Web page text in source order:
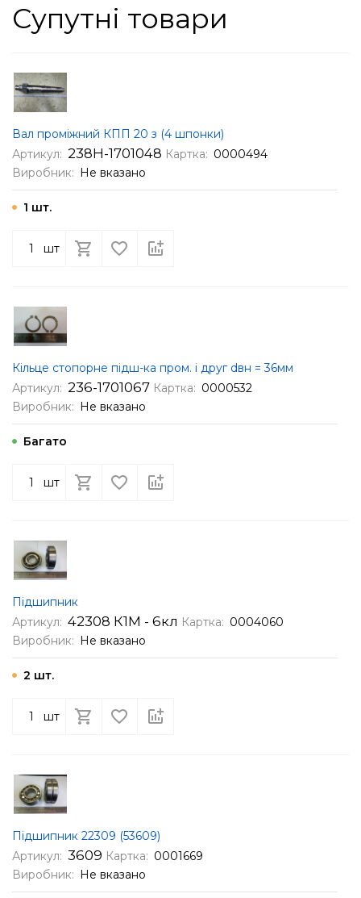
Супутні товари
Вал проміжний КПП 20 з (4 шпонки)
Артикул: 238Н-1701048 Картка: 0000494
Виробник: Не вказано
1 шт.
шт
Кільце стопорне підш-ка пром. і друг dвн = 36мм
Артикул: 236-1701067 Картка: 0000532
Виробник: Не вказано
Багато
шт
Підшипник
Артикул: 42308 К1М - 6кл Картка: 0004060
Виробник: Не вказано
2 шт.
шт
Підшипник 22309 (53609)
Артикул: 3609 Картка: 0001669
Виробник: Не вказано